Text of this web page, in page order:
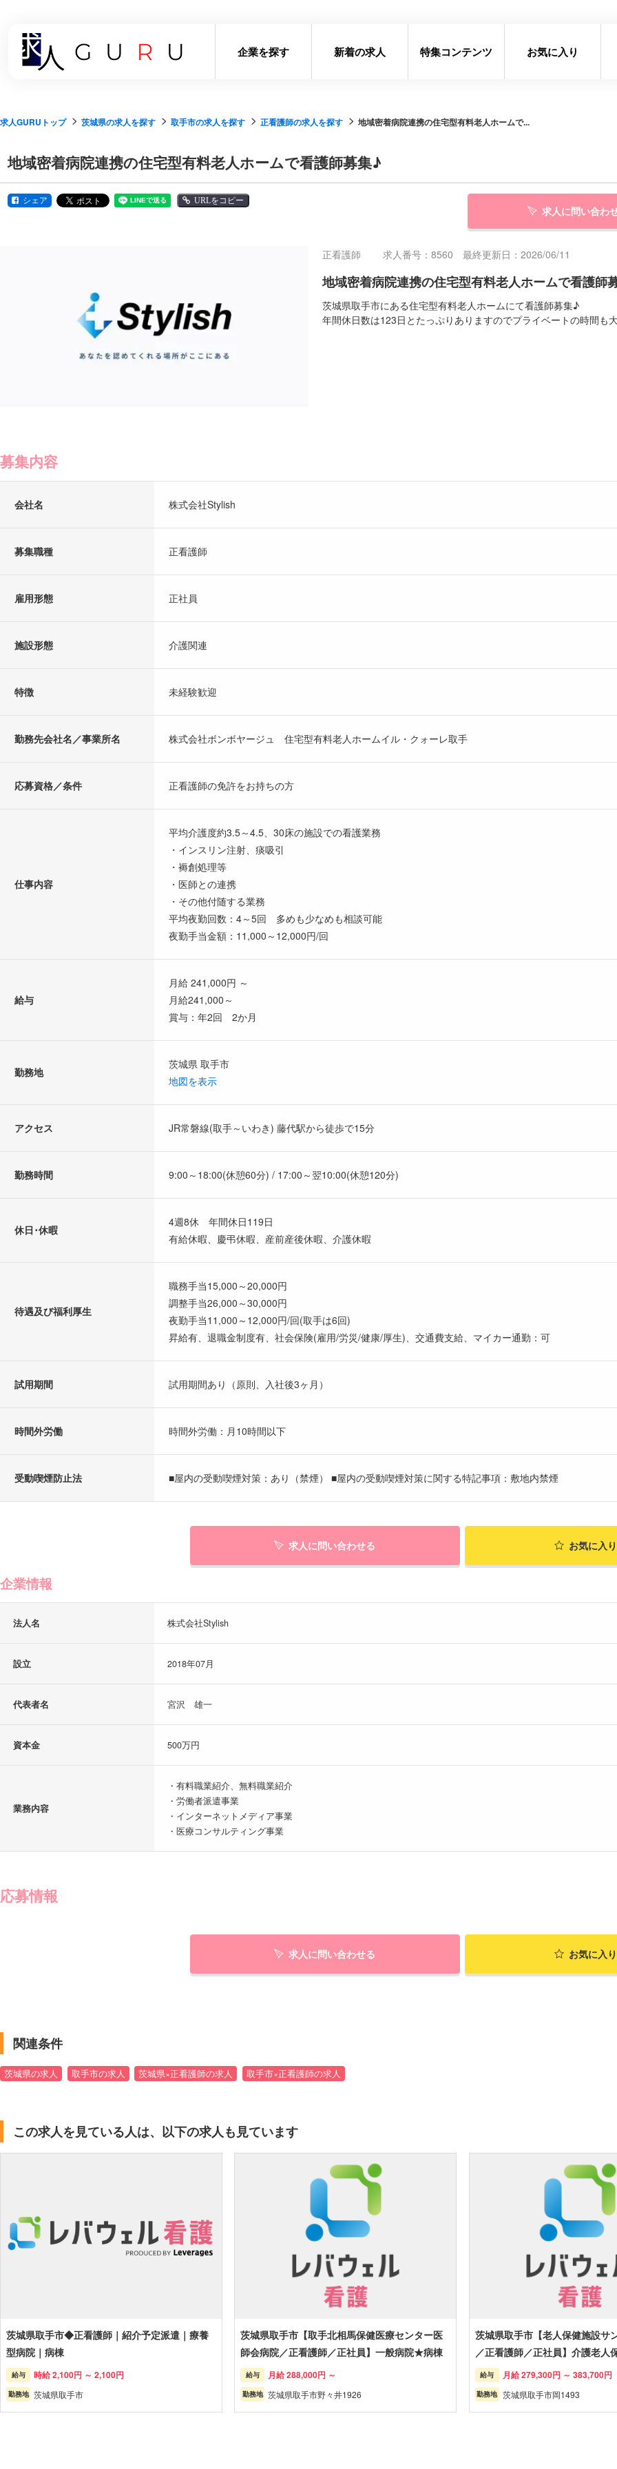
企業を探す 新着の求人 特集コンテンツ お気に入り
求人GURUトップ 茨城県の求人を探す 取手市の求人を探す 正看護師の求人を探す 地域密着病院連携の住宅型有料老人ホームで...
地域密着病院連携の住宅型有料老人ホームで看護師募集♪
シェア URLをコピー
求人に問い合わ
正看護師 求人番号：8560 最終更新日：2026/06/11
地域密着病院連携の住宅型有料老人ホームで看護師
茨城県取手市にある住宅型有料老人ホームにて看護師募集♪
年間休日数は123日とたっぷりありますのでプライベートの時間も
募集内容
会社名 株式会社Stylish
募集職種 正看護師
雇用形態 正社員
施設形態 介護関連
特徴 未経験歓迎
勤務先会社名／事業所名 株式会社ボンボヤージュ 住宅型有料老人ホームイル・クォーレ取手
応募資格／条件 正看護師の免許をお持ちの方
仕事内容
平均介護度約3.5～4.5、30床の施設での看護業務
・インスリン注射、痰吸引
・褥創処理等
・医師との連携
・その他付随する業務
平均夜勤回数：4～5回 多めも少なめも相談可能
夜勤手当金額：11,000～12,000円/回
給与
月給 241,000円 ～
月給241,000～
賞与：年2回 2か月
勤務地
茨城県 取手市
地図を表示
アクセス JR常磐線(取手～いわき) 藤代駅から徒歩で15分
勤務時間 9:00～18:00(休憩60分) / 17:00～翌10:00(休憩120分)
休日･休暇
4週8休 年間休日119日
有給休暇、慶弔休暇、産前産後休暇、介護休暇
待遇及び福利厚生
職務手当15,000～20,000円
調整手当26,000～30,000円
夜勤手当11,000～12,000円/回(取手は6回)
昇給有、退職金制度有、社会保険(雇用/労災/健康/厚生)、交通費支給、マイカー通勤：可
試用期間 試用期間あり（原則、入社後3ヶ月）
時間外労働 時間外労働：月10時間以下
受動喫煙防止法 ■屋内の受動喫煙対策：あり（禁煙） ■屋内の受動喫煙対策に関する特記事項：敷地内禁煙
求人に問い合わせる お気に入
企業情報
法人名 株式会社Stylish
設立 2018年07月
代表者名 宮沢 雄一
資本金 500万円
業務内容
・有料職業紹介、無料職業紹介
・労働者派遣事業
・インターネットメディア事業
・医療コンサルティング事業
応募情報
求人に問い合わせる お気に入
関連条件
茨城県の求人 取手市の求人 茨城県×正看護師の求人 取手市×正看護師の求人
この求人を見ている人は、以下の求人も見ています
茨城県取手市◆正看護師｜紹介予定派遣｜療養
型病院｜病棟
給与 時給 2,100円 ～ 2,100円
勤務地 茨城県取手市
茨城県取手市【取手北相馬保健医療センター医
師会病院／正看護師／正社員】一般病院★病棟
給与 月給 288,000円 ～
勤務地 茨城県取手市野々井1926
茨城県取手市【老人保健施設サ
／正看護師／正社員】介護老
給与 月給 279,300円 ～ 383,700円
勤務地 茨城県取手市岡1493